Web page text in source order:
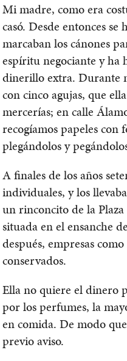
Mi madre, como era
casó. Desde entonces
marcaban los cánones
espíritu negociante y ha
dinerillo extra. Durante
con cinco agujas, que
mercerías; en calle
recogíamos papeles
plegándolos y
A finales de los años
individuales, y los
un rinconcito de la
situada en el ensanche
después, empresas como
conservados.
Ella no quiere el dinero
por los perfumes, la
en comida. De modo
previo aviso.